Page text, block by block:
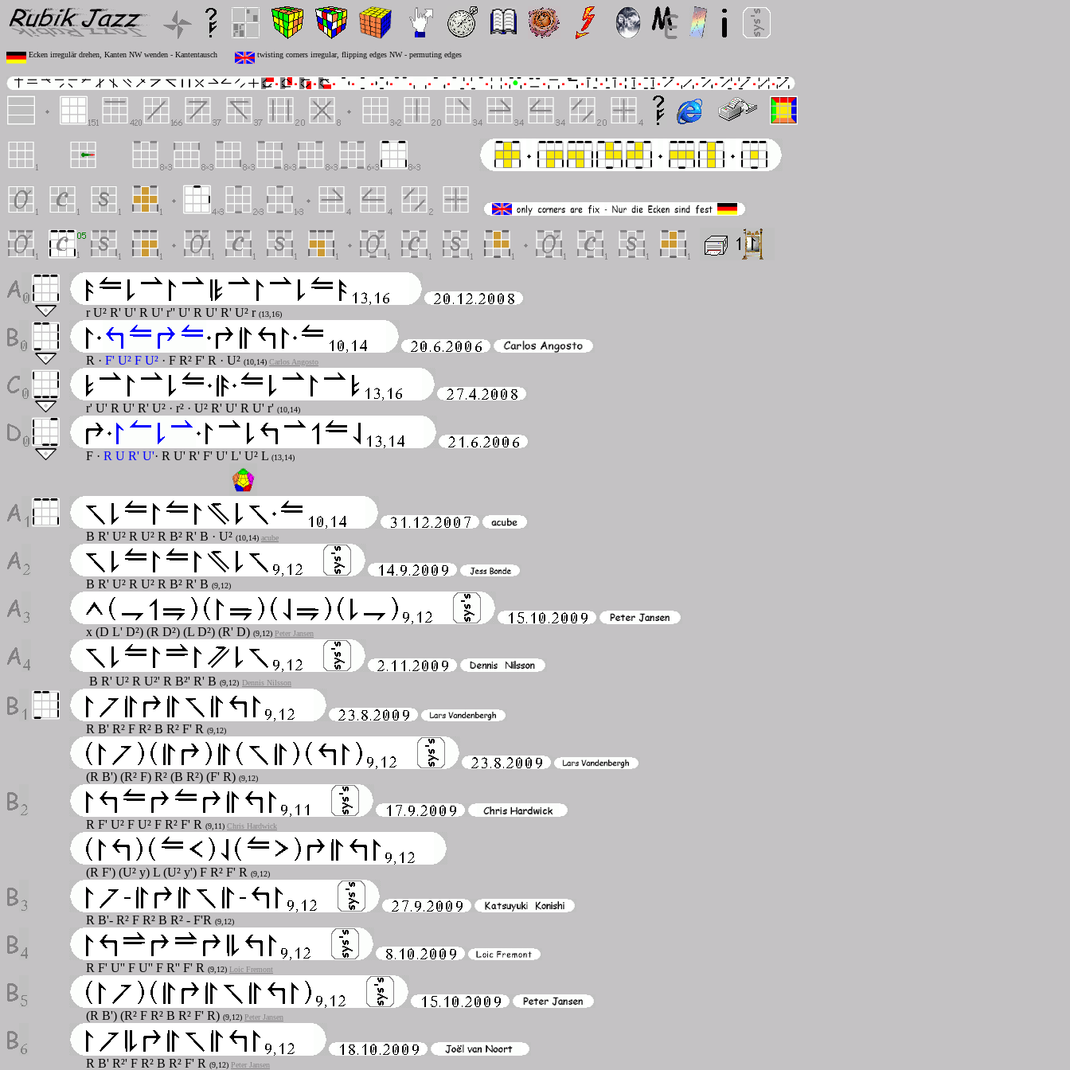
Ecken irregulär drehen, Kanten NW wenden - Kantentausch twisting corners irregular, flipping edges NW - permuting edges
r U² R' U' R U' r'' U' R U' R' U² r (13,16)
R · F' U² F U² · F R² F' R · U² (10,14) Carlos Angosto
r' U' R U' R' U² · r² · U² R' U' R U' r' (10,14)
F · R U R' U'· R U' R' F' U' L' U² L (13,14)
B R' U² R U² R B² R' B · U² (10,14) acube
B R' U² R U² R B² R' B (9,12)
x (D L' D²) (R D²) (L D²) (R' D) (9,12) Peter Jansen
B R' U² R U²' R B²' R' B (9,12) Dennis Nilsson
R B' R² F R² B R² F' R (9,12)
(R B') (R² F) R² (B R²) (F' R) (9,12)
R F' U² F U² F R² F' R (9,11) Chris Hardwick
(R F') (U² y) L (U² y') F R² F' R (9,12)
R B'- R² F R² B R² - F'R (9,12)
R F' U'' F U'' F R'' F' R (9,12) Loic Fremont
(R B') (R² F R² B R² F' R) (9,12) Peter Jansen
R B' R²' F R² B R² F' R (9,12) Peter Jansen